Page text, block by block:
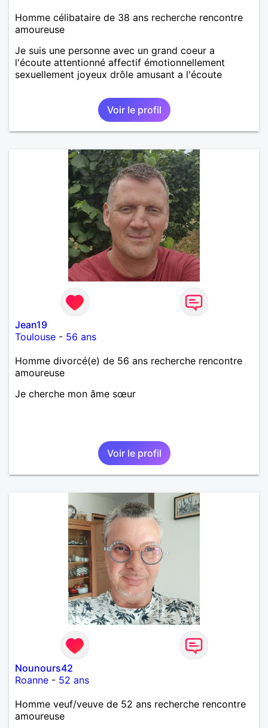
Homme célibataire de 38 ans recherche rencontre
amoureuse
Je suis une personne avec un grand coeur a
l'écoute attentionné affectif émotionnellement
sexuellement joyeux drôle amusant a l'écoute
Voir le profil
Jean19
Toulouse - 56 ans
Homme divorcé(e) de 56 ans recherche rencontre
amoureuse
Je cherche mon âme sœur
Voir le profil
Nounours42
Roanne - 52 ans
Homme veuf/veuve de 52 ans recherche rencontre
amoureuse